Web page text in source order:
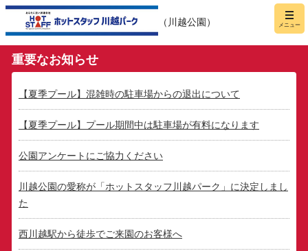
ホットスタッフ川越パーク
（川越公園）
メニュー
重要なお知らせ
【夏季プール】混雑時の駐車場からの退出について
【夏季プール】プール期間中は駐車場が有料になります
公園アンケートにご協力ください
川越公園の愛称が「ホットスタッフ川越パーク」に決定しまし
た
西川越駅から徒歩でご来園のお客様へ